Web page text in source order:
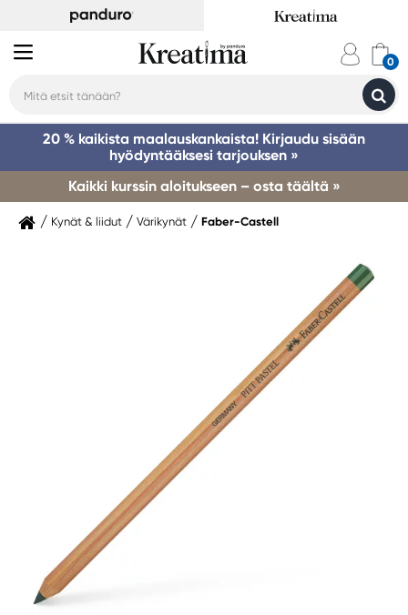
20 % kaikista maalauskankaista! Kirjaudu sisään
hyödyntääksesi tarjouksen »
Kaikki kurssin aloitukseen – osta täältä »
Kynät & liidut Värikynät Faber-Castell